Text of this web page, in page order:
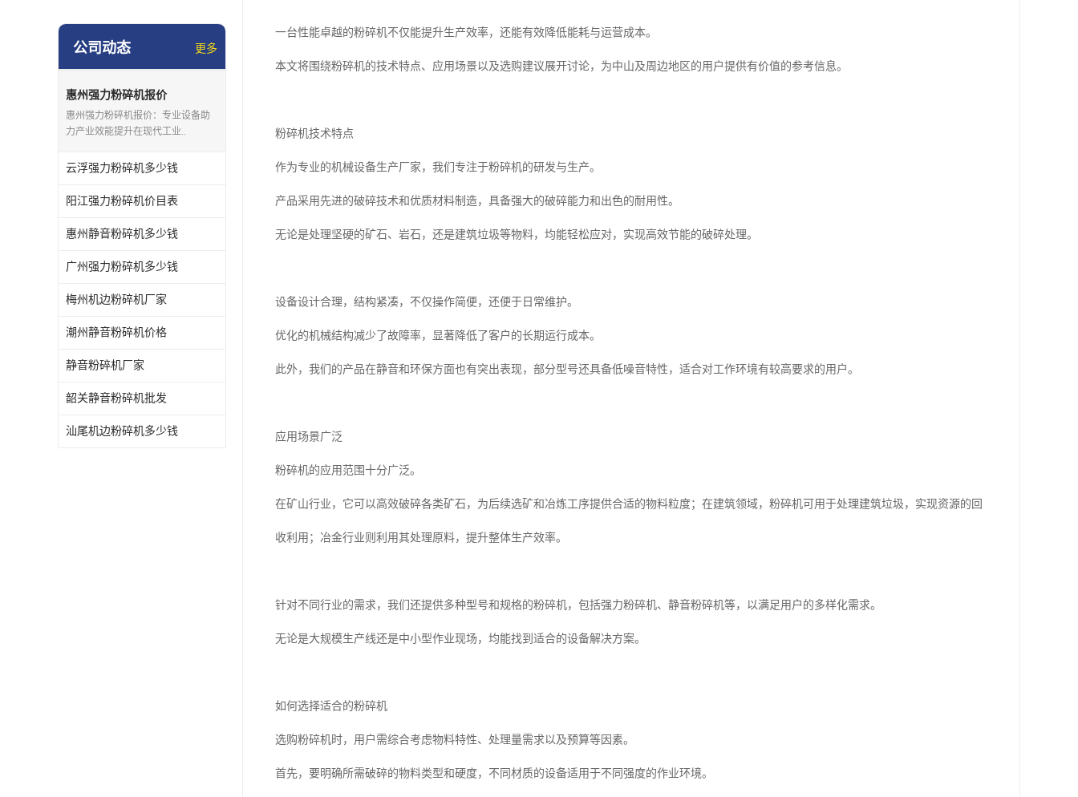
强力粉碎机
公司动态 更多
惠州强力粉碎机报价
惠州强力粉碎机报价：专业设备助
力产业效能提升在现代工业..
云浮强力粉碎机多少钱
阳江强力粉碎机价目表
惠州静音粉碎机多少钱
广州强力粉碎机多少钱
梅州机边粉碎机厂家
潮州静音粉碎机价格
静音粉碎机厂家
韶关静音粉碎机批发
汕尾机边粉碎机多少钱
一台性能卓越的粉碎机不仅能提升生产效率，还能有效降低能耗与运营成本。
本文将围绕粉碎机的技术特点、应用场景以及选购建议展开讨论，为中山及周边地区的用户提供有价值的参考信息。
粉碎机技术特点
作为专业的机械设备生产厂家，我们专注于粉碎机的研发与生产。
产品采用先进的破碎技术和优质材料制造，具备强大的破碎能力和出色的耐用性。
无论是处理坚硬的矿石、岩石，还是建筑垃圾等物料，均能轻松应对，实现高效节能的破碎处理。
设备设计合理，结构紧凑，不仅操作简便，还便于日常维护。
优化的机械结构减少了故障率，显著降低了客户的长期运行成本。
此外，我们的产品在静音和环保方面也有突出表现，部分型号还具备低噪音特性，适合对工作环境有较高要求的用户。
应用场景广泛
粉碎机的应用范围十分广泛。
在矿山行业，它可以高效破碎各类矿石，为后续选矿和冶炼工序提供合适的物料粒度；在建筑领域，粉碎机可用于处理建筑垃圾，实现资源的回
收利用；冶金行业则利用其处理原料，提升整体生产效率。
针对不同行业的需求，我们还提供多种型号和规格的粉碎机，包括强力粉碎机、静音粉碎机等，以满足用户的多样化需求。
无论是大规模生产线还是中小型作业现场，均能找到适合的设备解决方案。
如何选择适合的粉碎机
选购粉碎机时，用户需综合考虑物料特性、处理量需求以及预算等因素。
首先，要明确所需破碎的物料类型和硬度，不同材质的设备适用于不同强度的作业环境。